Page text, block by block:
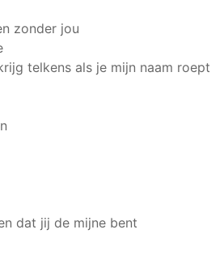
zonder jou
telkens als je mijn naam roept
dat jij de mijne bent